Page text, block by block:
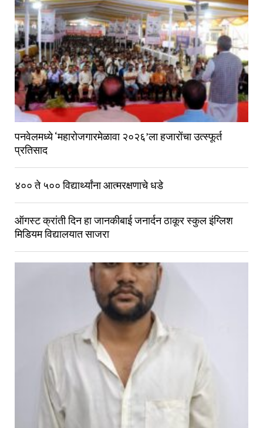
पनवेलमध्ये ‘महारोजगारमेळावा २०२६’ला हजारोंचा उत्स्फूर्त
प्रतिसाद
४०० ते ५०० विद्यार्थ्यांना आत्मरक्षणाचे धडे
ऑगस्ट क्रांती दिन हा जानकीबाई जनार्दन ठाकूर स्कुल इंग्लिश
मिडियम विद्यालयात साजरा